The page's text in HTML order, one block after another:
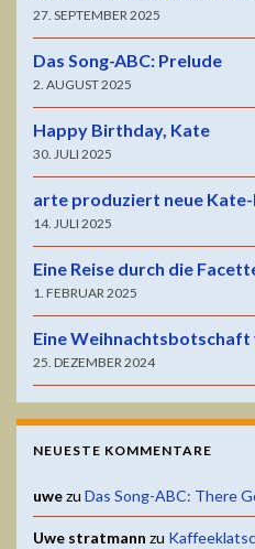
27. SEPTEMBER 2025
Das Song-ABC: Prelude
2. AUGUST 2025
Happy Birthday, Kate
30. JULI 2025
arte produziert neue
14. JULI 2025
Eine Reise durch die
1. FEBRUAR 2025
Eine Weihnachtsbotschaft
25. DEZEMBER 2024
NEUESTE KOMMENTARE
uwezu Das Song-ABC: There
Uwe stratmann zu